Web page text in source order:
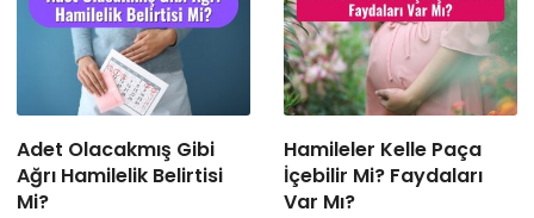
Adet Olacakmış Gibi
Ağrı Hamilelik Belirtisi
Mi?
Hamileler Kelle Paça
İçebilir Mi? Faydaları
Var Mı?